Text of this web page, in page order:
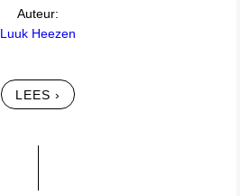
Auteur:
Luuk Heezen
LEES ›